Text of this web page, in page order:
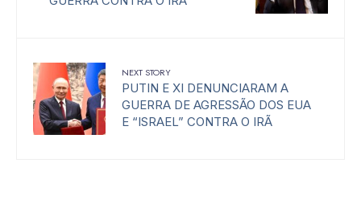
NEXT STORY
PUTIN E XI DENUNCIARAM A
GUERRA DE AGRESSÃO DOS EUA
E “ISRAEL” CONTRA O IRÃ